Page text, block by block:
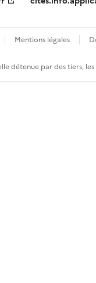
Mentions légales
détenue par des tiers,